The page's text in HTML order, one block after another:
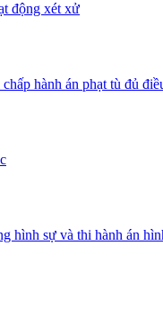
động xét xử
hành án phạt tù đủ
hình sự và thi hành án